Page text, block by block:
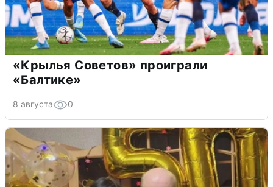
«Крылья Советов» проиграли
«Балтике»
8 августа 0